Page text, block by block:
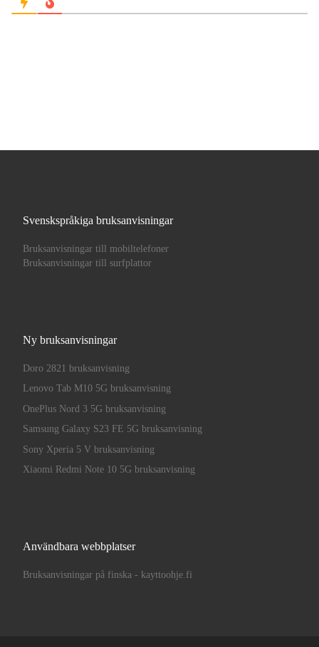
Svenskspråkiga bruksanvisningar
Bruksanvisningar till mobiltelefoner
Bruksanvisningar till surfplattor
Ny bruksanvisningar
Doro 2821 bruksanvisning
Lenovo Tab M10 5G bruksanvisning
OnePlus Nord 3 5G bruksanvisning
Samsung Galaxy S23 FE 5G bruksanvisning
Sony Xperia 5 V bruksanvisning
Xiaomi Redmi Note 10 5G bruksanvisning
Användbara webbplatser
Bruksanvisningar på finska - kayttoohje.fi